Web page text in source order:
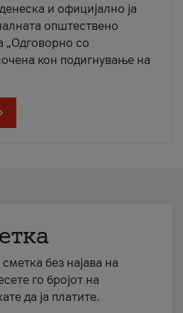
и официјално ја
општествено
„Одговорно со
кон подигнување на
без најава на
го бројот на
да ја платите.